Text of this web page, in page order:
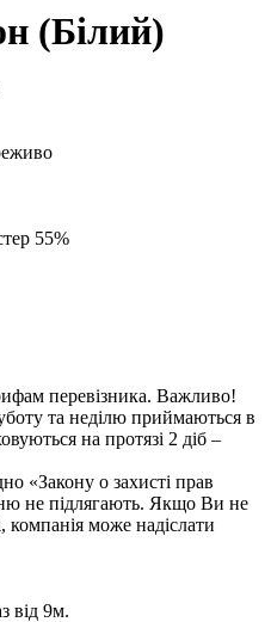
(Білий)
55%
перевізника. Важливо!
та неділю приймаються в
на протязі 2 діб –
«Закону о захисті прав
не підлягають. Якщо Ви не
може надіслати
вiд 9м.